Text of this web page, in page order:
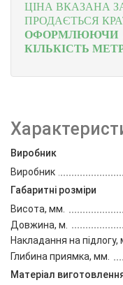
ЦІНА ВКАЗАНА
ПРОДАЄТЬСЯ
ОФОРМЛЮЮЧИ
КІЛЬКІСТЬ
Виробник
Виробник
Габаритні розміри
Висота, мм.
Довжина, м.
Накладання на підлогу,
Глибина приямка, мм.
Матеріал